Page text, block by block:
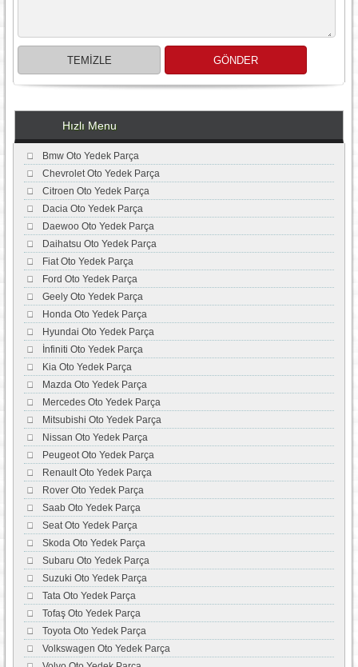
Hızlı Menu
Bmw Oto Yedek Parça
Chevrolet Oto Yedek Parça
Citroen Oto Yedek Parça
Dacia Oto Yedek Parça
Daewoo Oto Yedek Parça
Daihatsu Oto Yedek Parça
Fiat Oto Yedek Parça
Ford Oto Yedek Parça
Geely Oto Yedek Parça
Honda Oto Yedek Parça
Hyundai Oto Yedek Parça
İnfiniti Oto Yedek Parça
Kia Oto Yedek Parça
Mazda Oto Yedek Parça
Mercedes Oto Yedek Parça
Mitsubishi Oto Yedek Parça
Nissan Oto Yedek Parça
Peugeot Oto Yedek Parça
Renault Oto Yedek Parça
Rover Oto Yedek Parça
Saab Oto Yedek Parça
Seat Oto Yedek Parça
Skoda Oto Yedek Parça
Subaru Oto Yedek Parça
Suzuki Oto Yedek Parça
Tata Oto Yedek Parça
Tofaş Oto Yedek Parça
Toyota Oto Yedek Parça
Volkswagen Oto Yedek Parça